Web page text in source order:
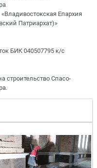
Епархия
Патриархат)»
БИК 040507795 к/с
строительство Спасо-